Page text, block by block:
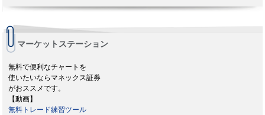
マーケットステーション
無料で便利なチャートを
使いたいならマネックス証券
がおススメです。
【動画】
無料トレード練習ツール